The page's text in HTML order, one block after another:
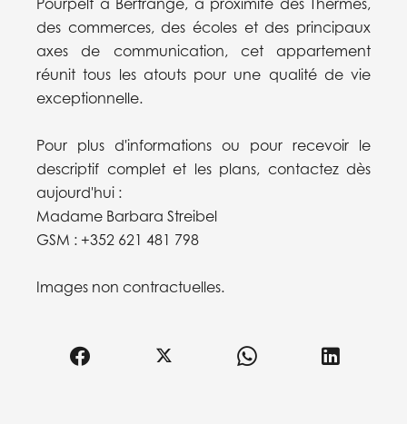
Pourpelt à Bertrange, à proximité des Thermes,
des commerces, des écoles et des principaux
axes de communication, cet appartement
réunit tous les atouts pour une qualité de vie
exceptionnelle.
Pour plus d'informations ou pour recevoir le
descriptif complet et les plans, contactez dès
aujourd'hui :
Madame Barbara Streibel
GSM : +352 621 481 798
Images non contractuelles.